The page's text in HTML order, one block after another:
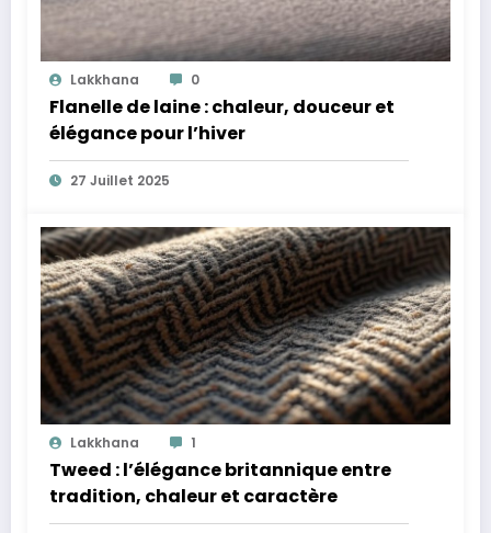
Lakkhana 0
Flanelle de laine : chaleur, douceur et
élégance pour l’hiver
27 Juillet 2025
Lakkhana 1
Tweed : l’élégance britannique entre
tradition, chaleur et caractère